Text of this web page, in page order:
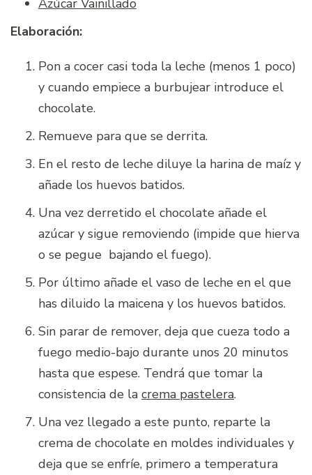
Azúcar Vainillado
Elaboración:
Pon a cocer casi toda la leche (menos 1 poco)
y cuando empiece a burbujear introduce el
chocolate.
Remueve para que se derrita.
En el resto de leche diluye la harina de maíz y
añade los huevos batidos.
Una vez derretido el chocolate añade el
azúcar y sigue removiendo (impide que hierva
o se pegue bajando el fuego).
Por último añade el vaso de leche en el que
has diluido la maicena y los huevos batidos.
Sin parar de remover, deja que cueza todo a
fuego medio-bajo durante unos 20 minutos
hasta que espese. Tendrá que tomar la
consistencia de la crema pastelera.
Una vez llegado a este punto, reparte la
crema de chocolate en moldes individuales y
deja que se enfríe, primero a temperatura